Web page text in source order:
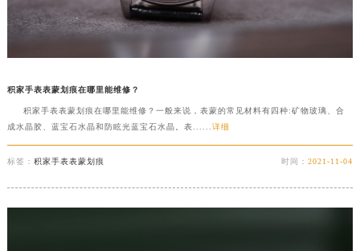
积家手表表蒙划痕在哪里能维修？
积家手表表蒙划痕在哪里能维修？一般来说，表蒙的常见材料有四种:矿物玻璃、合
成水晶胶、蓝宝石水晶和防眩光蓝宝石水晶。表...... 详细
标签： 积家手表表蒙划痕 时间：2021-11-04